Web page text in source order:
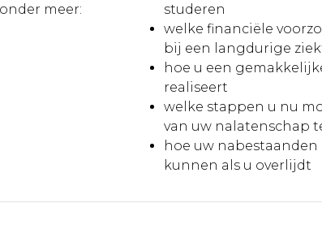
meer:
studeren
welke financiële
bij een langdurige
hoe u een
realiseert
welke stappen u nu
van uw nalatenschap
hoe uw
kunnen als u overlijdt